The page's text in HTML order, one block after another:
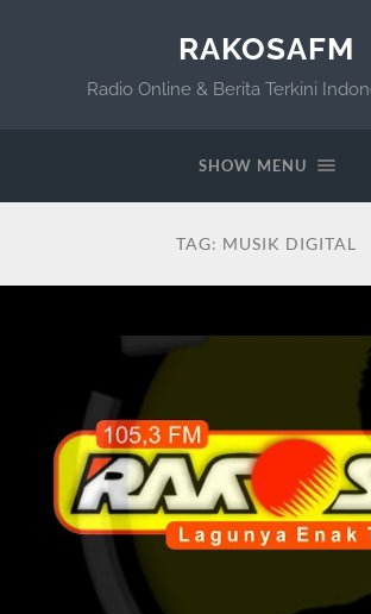
RAKOSAFM
Radio Online & Berita Terkini
SHOW MENU
TAG: MUSIK DIGITAL